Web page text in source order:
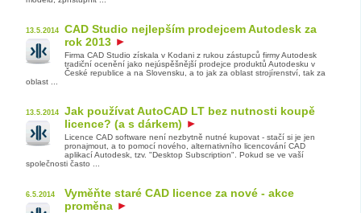
13.5.2014
CAD Studio nejlepším prodejcem Autodesk za
rok 2013
Firma CAD Studio získala v Kodani z rukou zástupců firmy Autodesk
tradiční ocenění jako nejúspěšnější prodejce produktů Autodesku v
České republice a na Slovensku, a to jak za oblast strojírenství, tak za
oblast ...
13.5.2014
Jak používat AutoCAD LT bez nutnosti koupě
licence? (a s dárkem)
Licence CAD software není nezbytně nutné kupovat - stačí si je jen
pronajmout, a to pomocí nového, alternativního licencování CAD
aplikací Autodesk, tzv. "Desktop Subscription". Pokud se ve vaší
společnosti často ...
6.5.2014
Vyměňte staré CAD licence za nové - akce
proměna